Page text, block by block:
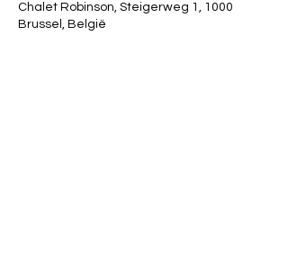
Chalet Robinson, Steigerweg 1, 1000
Brussel, België